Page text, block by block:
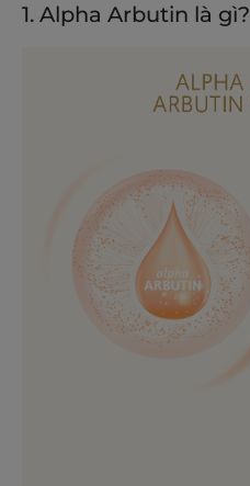
1. Alpha Arbutin là gì?